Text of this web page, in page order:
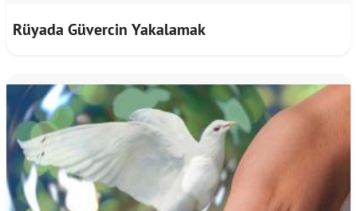
Rüyada Güvercin Yakalamak